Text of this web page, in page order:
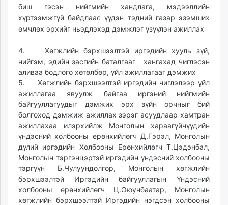
shuum.mn
times.mn
tvmongolia.mn
unegui.mn
assa.mn
toim.mn
tac.mn
paparazzi.mn
unread.today
биш гэсэн нийгмийн хандлага, мэдээллийн
хүртээмжгүй байдлаас үүдэн тэдний газар эзэмших
өмчлөх эрхийг ньэдлэхэд дэмжлэг үзүүлэн ажиллах
4. Хөгжлийн бэрхшээлтэй иргэдийн хууль зүй,
нийгэм, эдийн засгийн баталгааг хангахад чиглэсэн
аливаа бодлого хөтөлбөр, үйл ажиллагааг дэмжих
5. Хөгжлийн бэрхшээлтэй иргэдийн чиглэлээр үйл
ажиллагаа явуулж байгаа иргэний нийгмийн
байгууллагуудыг дэмжих эрх зүйн орчныг бий
болгоход дэмжиж ажиллах зэрэг асуудлаар хамтран
ажиллахаа илэрхийлж Монголын хараагүйчүүдийн
үндэсний холбооны ерөнхийлөгч Д.Гэрэл, Монголын
дүлий иргэдийн Холбооны Ерөнхийлөгч Т.Цэдэнбал,
Монголын тэргэнцэртэй иргэдийн үндэсний холбооны
тэргүүн Б.Чулуундолгор, Монголын хөгжлийн
бэрхшээлтэй Иргэдийн байгууллагын Үндэсний
холбооны ерөнхийлөгч Ц.Оюунбаатар, Монголын
хөгжлийн бэрхшээлтэй Иргэдийн нэгдсэн холбооны